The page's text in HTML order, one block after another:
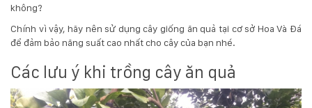
Nẵng
không?
Chính vì vậy, hãy nên sử dụng cây giống ăn quả tại cơ sở Hoa Và Đá
để đảm bảo năng suất cao nhất cho cây của bạn nhé.
Các lưu ý khi trồng cây ăn quả